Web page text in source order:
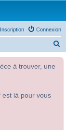
Connexion
Inscription
à trouver, une
est là pour vous